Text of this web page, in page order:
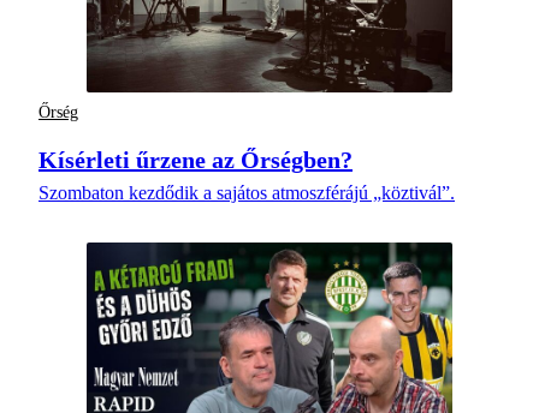
Őrség
Kísérleti űrzene az Őrségben?
Szombaton kezdődik a sajátos atmoszférájú „köztivál”.